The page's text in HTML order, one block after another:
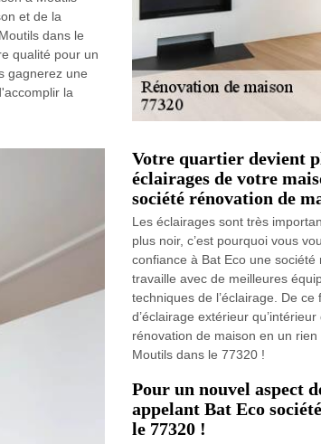
et de la
dans le
qualité pour un
gagnerez une
la
Votre quartier devient
éclairages de votre
société rénovation de
Les éclairages sont très
plus noir, c’est pourquoi vous
confiance à Bat Eco une
travaille avec de meilleures
techniques de l’éclairage. De
d’éclairage extérieur
rénovation de maison en un
Moutils dans le 77320 !
Pour un nouvel aspect
appelant Bat Eco
le 77320 !